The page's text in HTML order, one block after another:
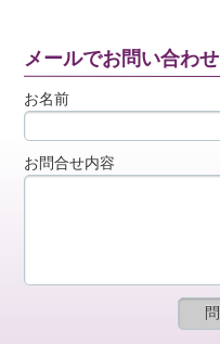
メールでお問い合わせ
お名前
お問合せ内容